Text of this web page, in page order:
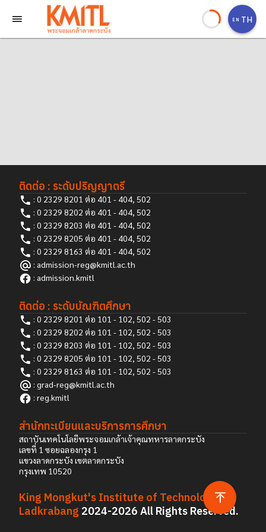
EN TH
ติดต่อ : ระดับปริญญาตรี
: 0 2329 8201 ต่อ 401 - 404, 502
: 0 2329 8202 ต่อ 401 - 404, 502
: 0 2329 8203 ต่อ 401 - 404, 502
: 0 2329 8205 ต่อ 401 - 404, 502
: 0 2329 8163 ต่อ 401 - 404, 502
: admission-reg@kmitl.ac.th
: admission.kmitl
ติดต่อ : ระดับบัณฑิตศึกษา
: 0 2329 8201 ต่อ 101 - 102, 502 - 503
: 0 2329 8202 ต่อ 101 - 102, 502 - 503
: 0 2329 8203 ต่อ 101 - 102, 502 - 503
: 0 2329 8205 ต่อ 101 - 102, 502 - 503
: 0 2329 8163 ต่อ 101 - 102, 502 - 503
: grad-reg@kmitl.ac.th
: reg.kmitl
สำนักทะเบียนและบริการการศึกษา
สถาบันเทคโนโลยีพระจอมเกล้าเจ้าคุณทหารลาดกระบัง
เลขที่ 1 ซอยฉลองกรุง 1
แขวงลาดกระบัง เขตลาดกระบัง
กรุงเทพ 10520
King Mongkut's Institute of Technology
Ladkrabang 2024-2026 All Rights Reserved.